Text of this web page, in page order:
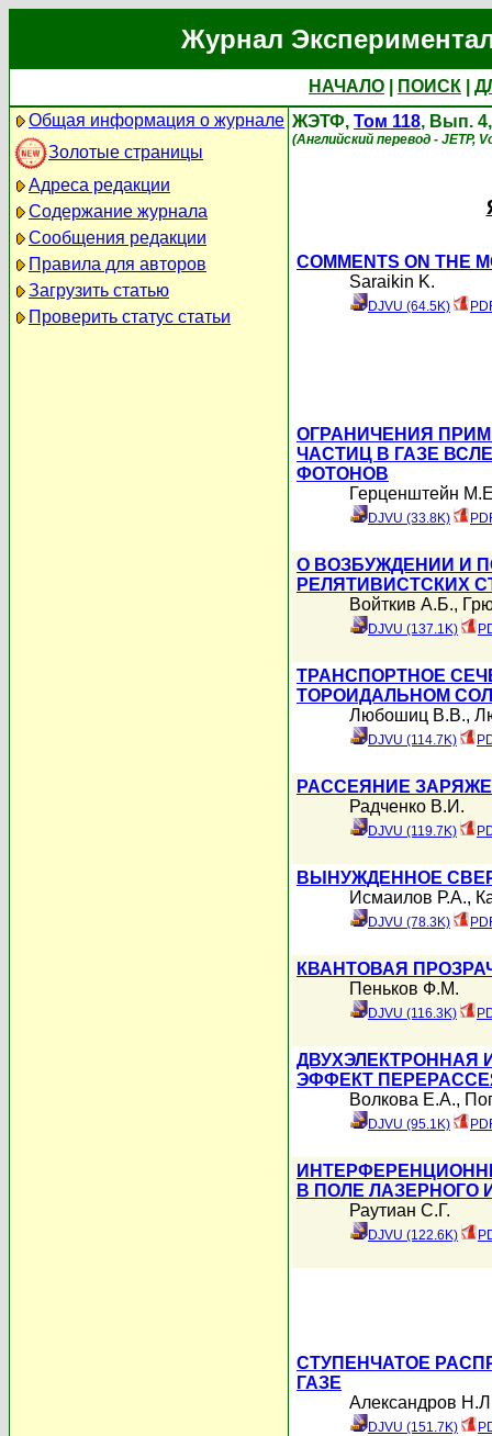
Журнал
НАЧАЛО ПОИСК
Общая информация о журнале
Золотые страницы
Адреса редакции
Содержание журнала
Сообщения редакции
Правила для авторов
Загрузить статью
Проверить статус статьи
ЖЭТФ, Том 118, Вып.
(Английский перевод - JETP,
COMMENTS ON THE
Saraikin K.
DJVU (64.5K)
ОГРАНИЧЕНИЯ
ЧАСТИЦ В ГАЗЕ
ФОТОНОВ
Герценштейн
DJVU (33.8K)
О ВОЗБУЖДЕНИИ И
РЕЛЯТИВИСТСКИХ
Войткив А.Б.,
DJVU (137.1K)
ТРАНСПОРТНОЕ
ТОРОИДАЛЬНОМ
Любошиц В.В.,
DJVU (114.7K)
РАССЕЯНИЕ
Радченко В.И.
DJVU (119.7K)
ВЫНУЖДЕННОЕ
Исмаилов Р.А.,
DJVU (78.3K)
КВАНТОВАЯ
Пеньков Ф.М.
DJVU (116.3K)
ДВУХЭЛЕКТРОННАЯ
ЭФФЕКТ
Волкова Е.А.,
DJVU (95.1K)
В ПОЛЕ ЛАЗЕРНОГО
Раутиан С.Г.
DJVU (122.6K)
СТУПЕНЧАТОЕ
ГАЗЕ
Александров
DJVU (151.7K)